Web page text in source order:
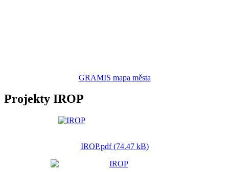
GRAMIS mapa města
Projekty IROP
IROP.pdf (74.47 kB)